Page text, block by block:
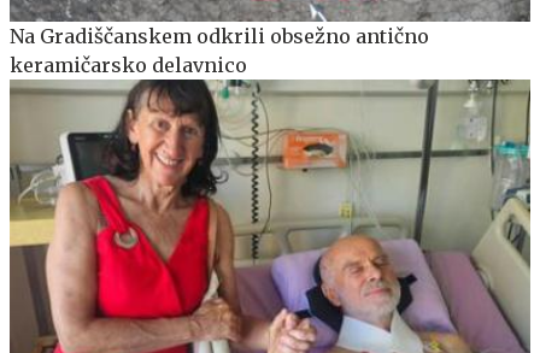
Na Gradiščanskem odkrili obsežno antično
keramičarsko delavnico